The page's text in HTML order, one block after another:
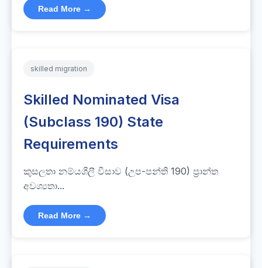
Read More →
skilled migration
Skilled Nominated Visa
(Subclass 190) State
Requirements
කුසලතා නම්යශීලී වීසාව (උප-පන්ති 190) ප්‍රාන්ත
අවශ්‍යතා...
Read More →